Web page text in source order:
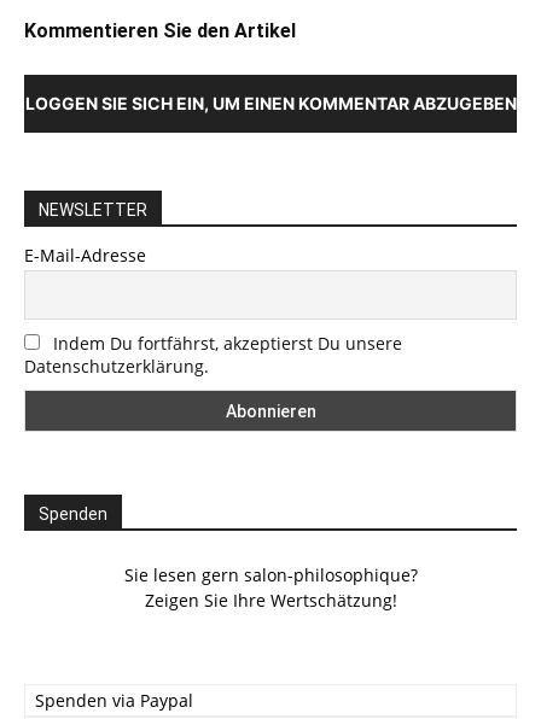
Kommentieren Sie den Artikel
LOGGEN SIE SICH EIN, UM EINEN KOMMENTAR ABZUGEBEN
NEWSLETTER
E-Mail-Adresse
Indem Du fortfährst, akzeptierst Du unsere
Datenschutzerklärung.
Spenden
Sie lesen gern salon-philosophique?
Zeigen Sie Ihre Wertschätzung!
Spenden via Paypal